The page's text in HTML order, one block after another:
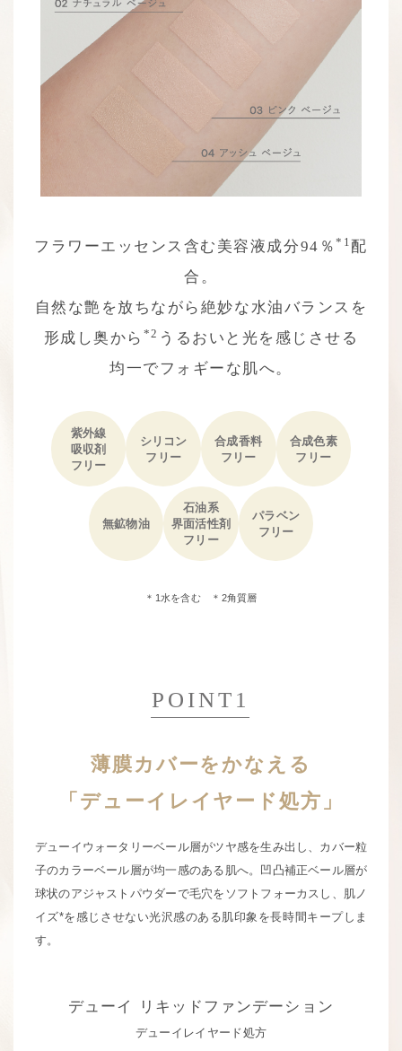
フラワーエッセンス含む美容液成分94％*1配
合。
自然な艶を放ちながら絶妙な水油バランスを
形成し奥から *2 うるおいと光を感じさせる
均一でフォギーな肌へ。
紫外線
吸収剤
フリー
シリコン
フリー
合成香料
フリー
合成色素
フリー
無鉱物油
石油系
界面活性剤
フリー
パラベン
フリー
＊1水を含む ＊2角質層
POINT1
薄膜カバーをかなえる
「デューイレイヤード処方」
デューイウォータリーベール層がツヤ感を生み出し、カバー粒
子のカラーベール層が均一感のある肌へ。
凹凸補正ベール層が
球状のアジャストパウダーで毛穴をソフトフォーカスし、 肌ノ
イズ*を感じさせない光沢感のある肌印象を長時間キープしま
す。
デューイ リキッドファンデーション
デューイレイヤード処方